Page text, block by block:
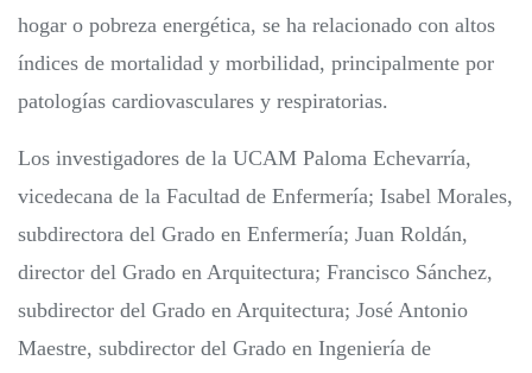
hogar o pobreza energética, se ha relacionado con altos
índices de mortalidad y morbilidad, principalmente por
patologías cardiovasculares y respiratorias.
Los investigadores de la UCAM Paloma Echevarría,
vicedecana de la Facultad de Enfermería; Isabel Morales,
subdirectora del Grado en Enfermería; Juan Roldán,
director del Grado en Arquitectura; Francisco Sánchez,
subdirector del Grado en Arquitectura; José Antonio
Maestre, subdirector del Grado en Ingeniería de